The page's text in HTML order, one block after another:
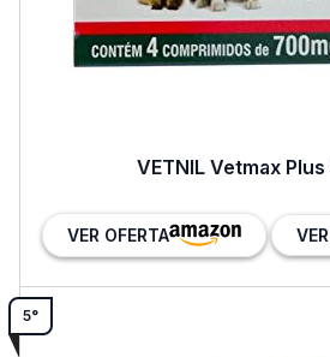
VETNIL Vetmax
VER OFERTA
5°